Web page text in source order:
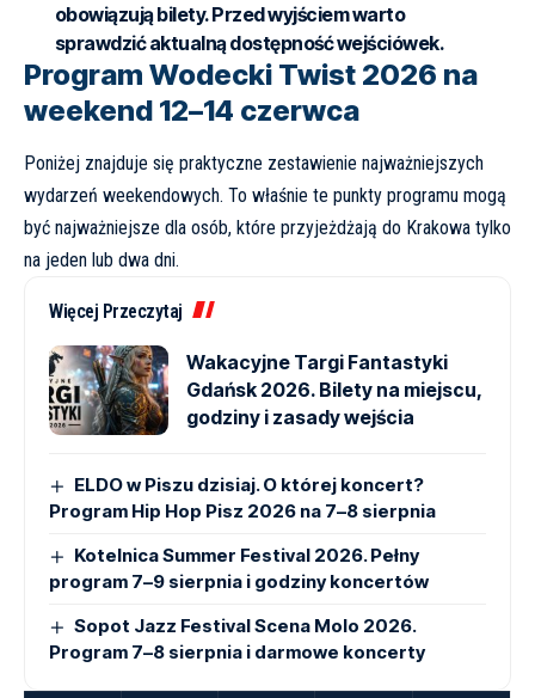
obowiązują bilety. Przed wyjściem warto
sprawdzić aktualną dostępność wejściówek.
Program Wodecki Twist 2026 na
weekend 12–14 czerwca
Poniżej znajduje się praktyczne zestawienie najważniejszych
wydarzeń weekendowych. To właśnie te punkty programu mogą
być najważniejsze dla osób, które przyjeżdżają do Krakowa tylko
na jeden lub dwa dni.
Więcej Przeczytaj
Wakacyjne Targi Fantastyki
Gdańsk 2026. Bilety na miejscu,
godziny i zasady wejścia
ELDO w Piszu dzisiaj. O której koncert?
Program Hip Hop Pisz 2026 na 7–8 sierpnia
Kotelnica Summer Festival 2026. Pełny
program 7–9 sierpnia i godziny koncertów
Sopot Jazz Festival Scena Molo 2026.
Program 7–8 sierpnia i darmowe koncerty